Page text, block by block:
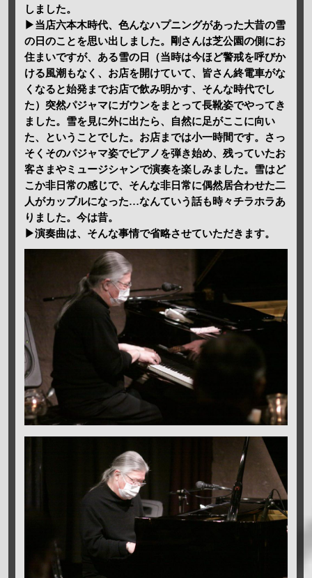
しました。
▶当店六本木時代、色んなハプニングがあった大昔の雪
の日のことを思い出しました。剛さんは芝公園の側にお
住まいですが、ある雪の日（当時は今ほど警戒を呼びか
ける風潮もなく、お店を開けていて、皆さん終電車がな
くなると始発までお店で飲み明かす、そんな時代でし
た）突然パジャマにガウンをまとって長靴姿でやってき
ました。雪を見に外に出たら、自然に足がここに向い
た、ということでした。お店までは小一時間です。さっ
そくそのパジャマ姿でピアノを弾き始め、残っていたお
客さまやミュージシャンで演奏を楽しみました。雪はど
こか非日常の感じで、そんな非日常に偶然居合わせた二
人がカップルになった…なんていう話も時々チラホラあ
りました。今は昔。
▶演奏曲は、そんな事情で省略させていただきます。